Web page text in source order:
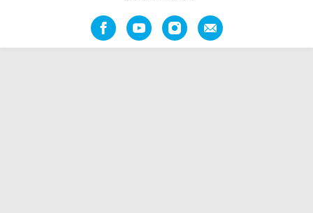
FacebookYouTubeInstagramNapište
nám